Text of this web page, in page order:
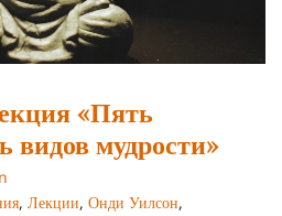
«Пять
видов мудрости»
, Лекции, Онди Уилсон,